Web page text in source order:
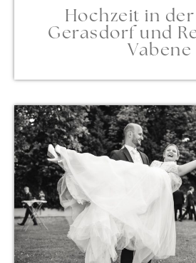
Hochzeit in
Gerasdorf und
Vabene